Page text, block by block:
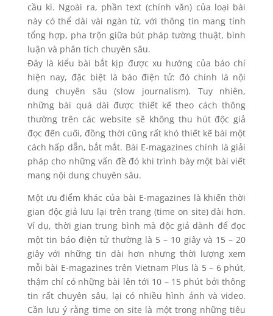
cầu kì. Ngoài ra, phần text (chính văn) của loại bài
này có thể dài vài ngàn từ, với thông tin mang tính
tổng hợp, pha trộn giữa bút pháp tường thuật, bình
luận và phân tích chuyên sâu.
Đây là kiểu bài bắt kịp được xu hướng của báo chí
hiện nay, đặc biệt là báo điện tử: đó chính là nội
dung chuyên sâu (slow journalism). Tuy nhiên,
những bài quá dài được thiết kế theo cách thông
thường trên các website sẽ không thu hút độc giả
đọc đến cuối, đồng thời cũng rất khó thiết kế bài một
cách hấp dẫn, bắt mắt. Bài E-magazines chính là giải
pháp cho những vấn đề đó khi trình bày một bài viết
mang nội dung chuyên sâu.
Một ưu điểm khác của bài E-magazines là khiến thời
gian độc giả lưu lại trên trang (time on site) dài hơn.
Ví dụ, thời gian trung bình mà độc giả dành để đọc
một tin báo điện tử thường là 5 – 10 giây và 15 – 20
giây với những tin dài hơn nhưng thời lượng xem
mỗi bài E-magazines trên Vietnam Plus là 5 – 6 phút,
thậm chí có những bài lên tới 10 – 15 phút bởi thông
tin rất chuyên sâu, lại có nhiều hình ảnh và video.
Cần lưu ý rằng time on site là một trong những tiêu